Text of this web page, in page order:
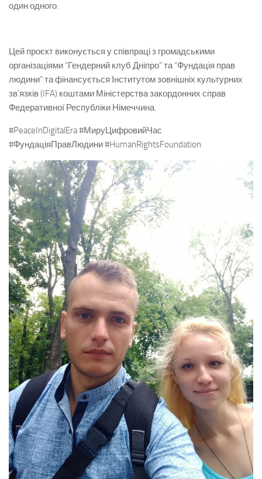
один одного.
Цей проєкт виконується у співпраці з громадськими
організаціями “Гендерний клуб Дніпро” та “Фундація прав
людини” та фінансується Інститутом зовнішніх культурних
зв’язків (IFA) коштами Міністерства закордонних справ
Федеративної Республіки Німеччина.
#PeaceInDigitalEra #МируЦифровийЧас
#ФундаціяПравЛюдини #HumanRightsFoundation